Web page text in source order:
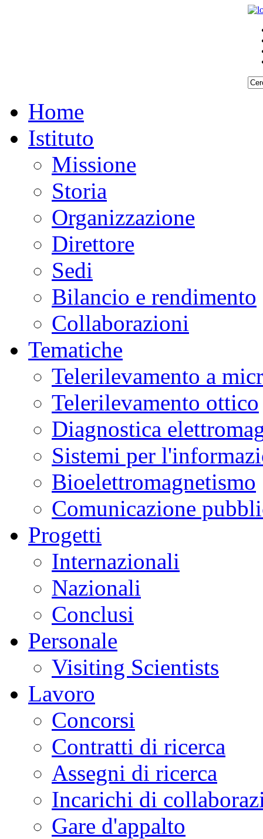
Home
Istituto
Missione
Storia
Organizzazione
Direttore
Sedi
Bilancio e rendimento
Collaborazioni
Tematiche
Telerilevamento a
Telerilevamento ottico
Diagnostica
Sistemi per
Bioelettromagnetismo
Comunicazione
Progetti
Internazionali
Nazionali
Conclusi
Personale
Visiting Scientists
Lavoro
Concorsi
Contratti di ricerca
Assegni di ricerca
Incarichi di
Gare d'appalto